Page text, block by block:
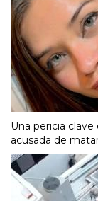
Una pericia
acusada de